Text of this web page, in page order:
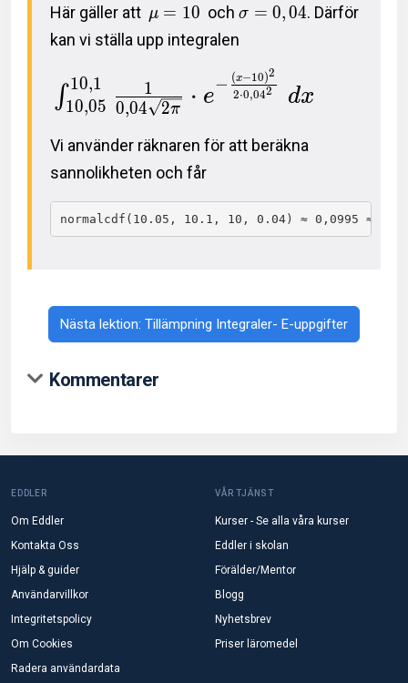
Här gäller att μ = 10 och σ = 0, 04. Därför
kan vi ställa upp integralen
∫10,05
10,1
0,04 2π
1 ⋅ e
−
2⋅0,042
(x−10)2
dx
Vi använder räknaren för att beräkna
sannolikheten och får
normalcdf(10.05, 10.1, 10, 0.04) ≈ 0,0995 ≈ 10
Nästa lektion: Tillämpning Integraler- E-uppgifter
Kommentarer
EDDLER
Om Eddler
Kontakta Oss
Hjälp & guider
Användarvillkor
Integritetspolicy
Om Cookies
Radera användardata
VÅR TJÄNST
Kurser - Se alla våra kurser
Eddler i skolan
Förälder/Mentor
Blogg
Nyhetsbrev
Priser läromedel